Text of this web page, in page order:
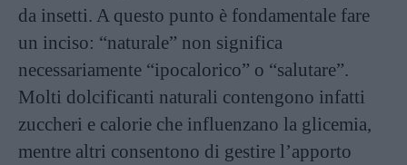
da insetti. A questo punto è fondamentale fare
un inciso: “naturale” non significa
necessariamente “ipocalorico” o “salutare”.
Molti dolcificanti naturali contengono infatti
zuccheri e calorie che influenzano la glicemia,
mentre altri consentono di gestire l’apporto